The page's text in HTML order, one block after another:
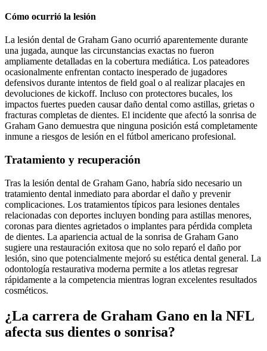
Cómo ocurrió la lesión
La lesión dental de Graham Gano ocurrió aparentemente durante
una jugada, aunque las circunstancias exactas no fueron
ampliamente detalladas en la cobertura mediática. Los pateadores
ocasionalmente enfrentan contacto inesperado de jugadores
defensivos durante intentos de field goal o al realizar placajes en
devoluciones de kickoff. Incluso con protectores bucales, los
impactos fuertes pueden causar daño dental como astillas, grietas o
fracturas completas de dientes. El incidente que afectó la sonrisa de
Graham Gano demuestra que ninguna posición está completamente
inmune a riesgos de lesión en el fútbol americano profesional.
Tratamiento y recuperación
Tras la lesión dental de Graham Gano, habría sido necesario un
tratamiento dental inmediato para abordar el daño y prevenir
complicaciones. Los tratamientos típicos para lesiones dentales
relacionadas con deportes incluyen bonding para astillas menores,
coronas para dientes agrietados o implantes para pérdida completa
de dientes. La apariencia actual de la sonrisa de Graham Gano
sugiere una restauración exitosa que no solo reparó el daño por
lesión, sino que potencialmente mejoró su estética dental general. La
odontología restaurativa moderna permite a los atletas regresar
rápidamente a la competencia mientras logran excelentes resultados
cosméticos.
¿La carrera de Graham Gano en la NFL
afecta sus dientes o sonrisa?